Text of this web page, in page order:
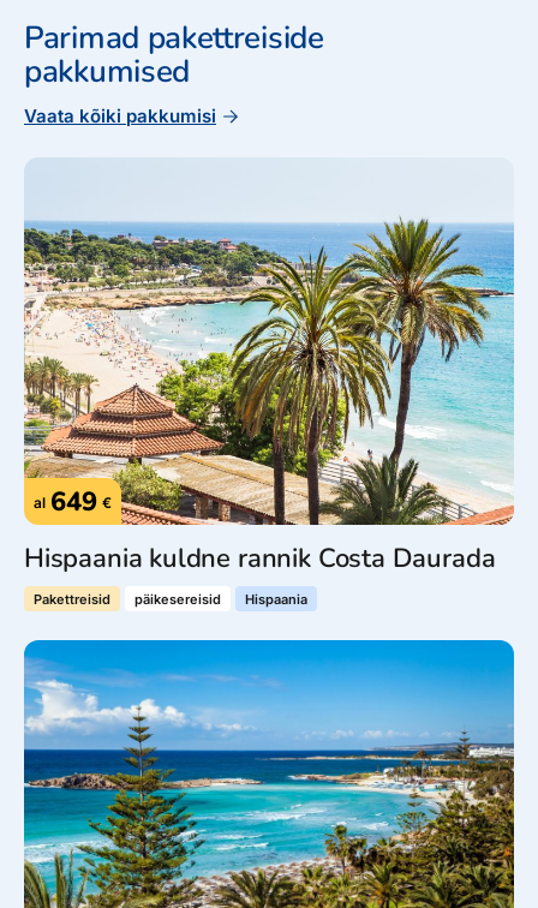
Parimad pakettreiside
pakkumised
Vaata kõiki pakkumisi
al 649 €
Hispaania kuldne rannik Costa Daurada
Pakettreisid päikesereisid Hispaania